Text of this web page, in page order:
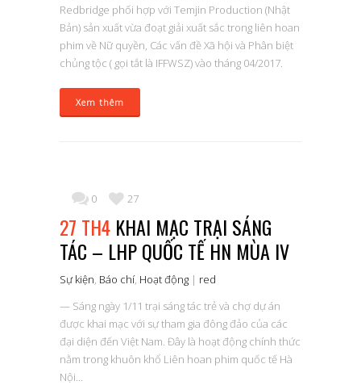
Redbridge phối hợp với Temjin Production (Nhật
Bản) sản xuất vừa đoạt giải xuất sắc trong liên hoan
phim về Nữ quyền, Các vấn đề Xã hội và Phân biệt
chủng tộc ( gọi tắt là IFFWSZ) vào tháng 04/2017.
Xem thêm
0 27
27 TH4 KHAI MẠC TRẠI SÁNG
TÁC – LHP QUỐC TẾ HN MÙA IV
Sự kiện, Báo chí, Hoạt động | red
— Sáng ngày 1/11 trại sáng tác trẻ và chợ dự án
được khai mạc với sự tham gia đông đảo của các
đại diện đến Việt Nam. Đây là hoạt động chính thức
nằm trong khuôn khổ Liên hoan phim quốc tế Hà
Nội…